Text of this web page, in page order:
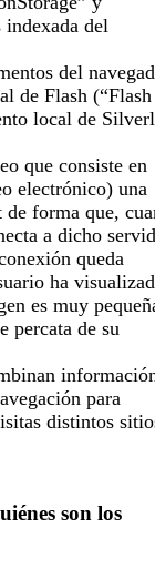
indexada del
del
de Flash (“Flash
local de
que consiste en
electrónico) una
forma que,
a dicho
queda
ha
es muy
percata de su
para
distintos
son los